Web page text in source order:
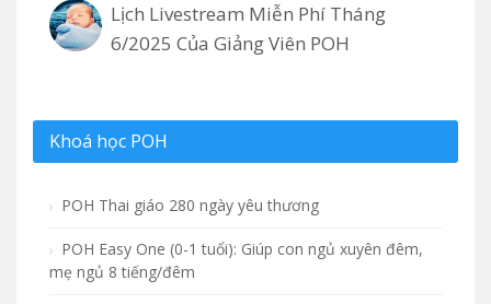
Lịch Livestream Miễn Phí Tháng
6/2025 Của Giảng Viên POH
Khoá học POH
POH Thai giáo 280 ngày yêu thương
POH Easy One (0-1 tuổi): Giúp con ngủ xuyên đêm,
mẹ ngủ 8 tiếng/đêm